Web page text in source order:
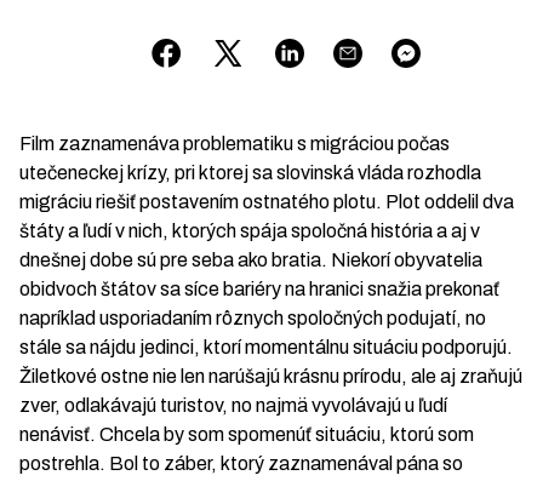
Film zaznamenáva problematiku s migráciou počas
utečeneckej krízy, pri ktorej sa slovinská vláda rozhodla
migráciu riešiť postavením ostnatého plotu. Plot oddelil dva
štáty a ľudí v nich, ktorých spája spoločná história a aj v
dnešnej dobe sú pre seba ako bratia. Niekorí obyvatelia
obidvoch štátov sa síce bariéry na hranici snažia prekonať
napríklad usporiadaním rôznych spoločných podujatí, no
stále sa nájdu jedinci, ktorí momentálnu situáciu podporujú.
Žiletkové ostne nie len narúšajú krásnu prírodu, ale aj zraňujú
zver, odlakávajú turistov, no najmä vyvolávajú u ľudí
nenávisť. Chcela by som spomenúť situáciu, ktorú som
postrehla. Bol to záber, ktorý zaznamenával pána so